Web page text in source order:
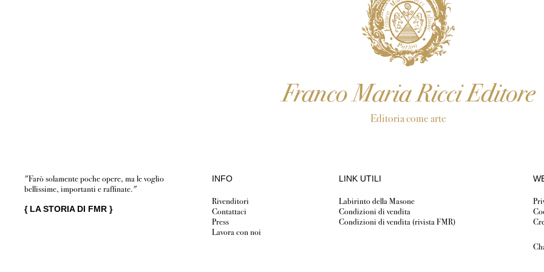
Franco Maria Ricci Editore
Editoria come arte
"Farò solamente poche opere, ma le voglio
bellissime, importanti e raffinate."
{ LA STORIA DI FMR }
INFO
Rivenditori
Contattaci
Press
Lavora con noi
LINK UTILI
Labirinto della Masone
Condizioni di vendita
Condizioni di vendita (rivista FMR)